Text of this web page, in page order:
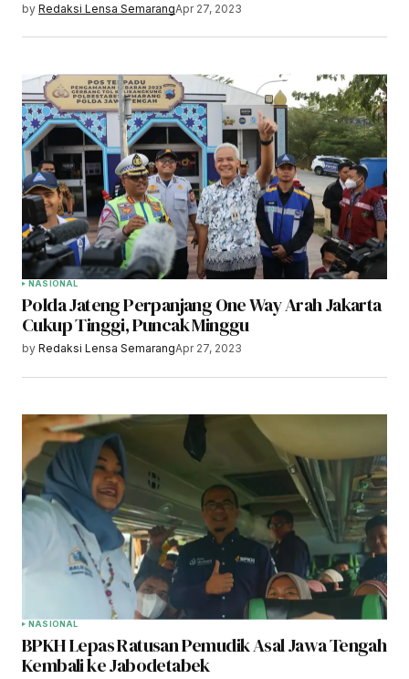
by Redaksi Lensa SemarangApr 27, 2023
NASIONAL
Polda Jateng Perpanjang One Way Arah Jakarta
Cukup Tinggi, Puncak Minggu
by Redaksi Lensa SemarangApr 27, 2023
NASIONAL
BPKH Lepas Ratusan Pemudik Asal Jawa Tengah
Kembali ke Jabodetabek